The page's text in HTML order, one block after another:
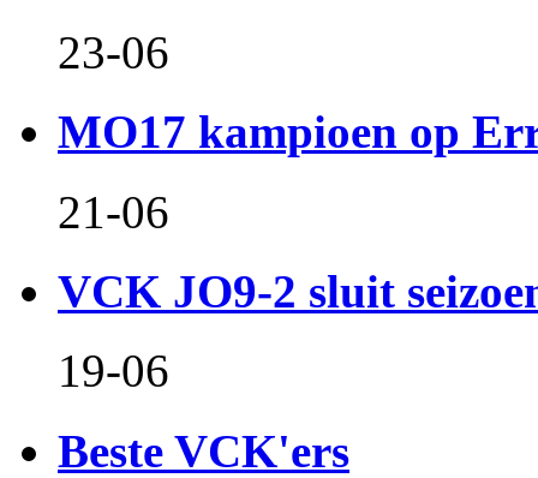
23-06
MO17 kampioen op
21-06
VCK JO9-2 sluit
19-06
Beste VCK'ers